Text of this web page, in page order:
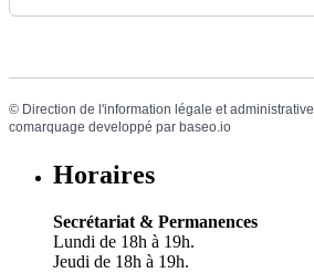
© Direction de l'information légale et administrative
comarquage developpé par baseo.io
Horaires
Secrétariat & Permanences
Lundi de 18h à 19h.
Jeudi de 18h à 19h.